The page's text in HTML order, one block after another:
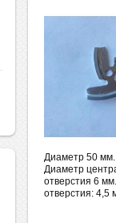
Диаметр 50
Диаметр
отверстия 6
отверстия: 4,5